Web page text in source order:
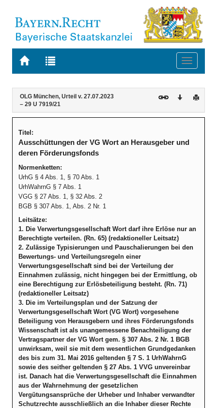
Zur
BAYERN.RECHT
Zur
letzten
Suche
Toggle
Navigation
Inhalt
OLG München, Urteil v. 27.07.2023
– 29 U 7919/21
Download
Titel:
Ausschüttungen der VG Wort an Herausgeber und
deren Förderungsfonds
Normenketten:
UrhG § 4 Abs. 1, § 70 Abs. 1
UrhWahrnG § 7 Abs. 1
VGG § 27 Abs. 1, § 32 Abs. 2
BGB § 307 Abs. 1, Abs. 2 Nr. 1
Leitsätze:
1. Die Verwertungsgesellschaft Wort darf ihre Erlöse nur an
Berechtigte verteilen. (Rn. 65) (redaktioneller Leitsatz)
2. Zulässige Typisierungen und Pauschalierungen bei den
Bewertungs- und Verteilungsregeln einer
Verwertungsgesellschaft sind bei der Verteilung der
Einnahmen zulässig, nicht hingegen bei der Ermittlung, ob
eine Berechtigung zur Erlösbeteiligung besteht. (Rn. 71)
(redaktioneller Leitsatz)
3. Die im Verteilungsplan und der Satzung der
Verwertungsgesellschaft Wort (VG Wort) vorgesehene
Beteiligung von Herausgebern und ihres Förderungsfonds
Wissenschaft ist als unangemessene Benachteiligung der
Vertragspartner der VG Wort gem. § 307 Abs. 2 Nr. 1 BGB
unwirksam, weil sie mit dem wesentlichen Grundgedanken
des bis zum 31. Mai 2016 geltenden § 7 S. 1 UrhWahrnG
sowie des seither geltenden § 27 Abs. 1 VVG unvereinbar
ist. Danach hat die Verwertungsgesellschaft die Einnahmen
aus der Wahrnehmung der gesetzlichen
Vergütungsansprüche der Urheber und Inhaber verwandter
Schutzrechte ausschließlich an die Inhaber dieser Rechte